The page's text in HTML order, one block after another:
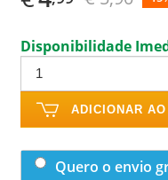
Disponibilidade
ADICIONAR
Quero o envio